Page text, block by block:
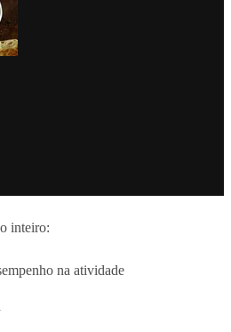
inteiro:
na atividade